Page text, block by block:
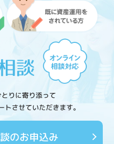
りに寄り添って
させていただきます。
のお申込み